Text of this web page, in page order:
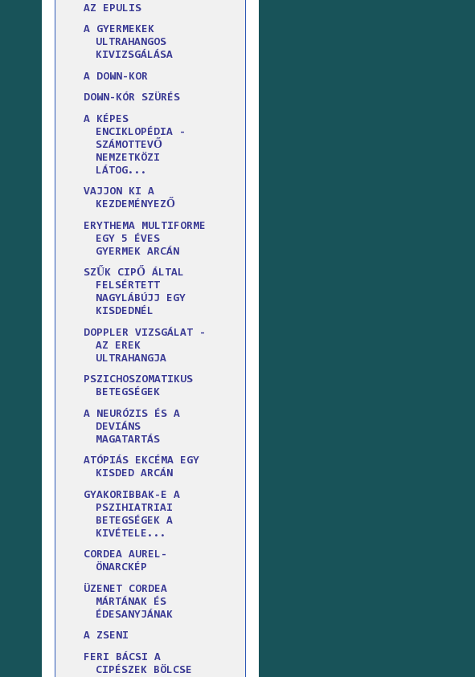
AZ EPULIS
A GYERMEKEK
ULTRAHANGOS
KIVIZSGÁLÁSA
A DOWN-KOR
DOWN-KÓR SZÜRÉS
A KÉPES
ENCIKLOPÉDIA -
SZÁMOTTEVŐ
NEMZETKÖZI
LÁTOG...
VAJJON KI A
KEZDEMÉNYEZŐ
ERYTHEMA MULTIFORME
EGY 5 ÉVES
GYERMEK ARCÁN
SZŰK CIPŐ ÁLTAL
FELSÉRTETT
NAGYLÁBÚJJ EGY
KISDEDNÉL
DOPPLER VIZSGÁLAT -
AZ EREK
ULTRAHANGJA
PSZICHOSZOMATIKUS
BETEGSÉGEK
A NEURÓZIS ÉS A
DEVIÁNS
MAGATARTÁS
ATÓPIÁS EKCÉMA EGY
KISDED ARCÁN
GYAKORIBBAK-E A
PSZIHIATRIAI
BETEGSÉGEK A
KIVÉTELE...
CORDEA AUREL-
ÖNARCKÉP
ÜZENET CORDEA
MÁRTÁNAK ÉS
ÉDESANYJÁNAK
A ZSENI
FERI BÁCSI A
CIPÉSZEK BÖLCSE